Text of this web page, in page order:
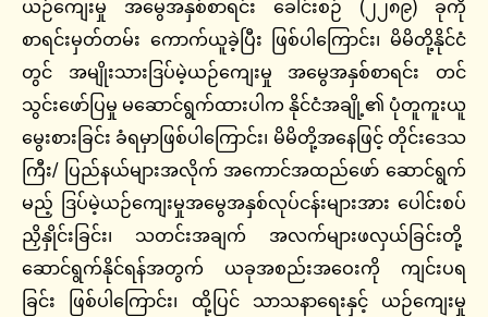
ယဉ်ကျေးမှု အမွေအနှစ်စာရင်း ခေါင်းစဉ် (၂၂၈၉) ခုကို
စာရင်းမှတ်တမ်း ကောက်ယူခဲ့ပြီး ဖြစ်ပါကြောင်း၊ မိမိတို့နိုင်ငံ
တွင် အမျိုးသားဒြပ်မဲ့ယဉ်ကျေးမှု အမွေအနှစ်စာရင်း တင်
သွင်းဖော်ပြမှု မဆောင်ရွက်ထားပါက နိုင်ငံအချို့၏ ပုံတူကူးယူ
မွေးစားခြင်း ခံရမှာဖြစ်ပါကြောင်း၊ မိမိတို့အနေဖြင့် တိုင်းဒေသ
ကြီး/ ပြည်နယ်များအလိုက် အကောင်အထည်ဖော် ဆောင်ရွက်
မည့် ဒြပ်မဲ့ယဉ်ကျေးမှုအမွေအနှစ်လုပ်ငန်းများအား ပေါင်းစပ်
ညှိနှိုင်းခြင်း၊ သတင်းအချက် အလက်များဖလှယ်ခြင်းတို့
ဆောင်ရွက်နိုင်ရန်အတွက် ယခုအစည်းအဝေးကို ကျင်းပရ
ခြင်း ဖြစ်ပါကြောင်း၊ ထို့ပြင် သာသနာရေးနှင့် ယဉ်ကျေးမှု